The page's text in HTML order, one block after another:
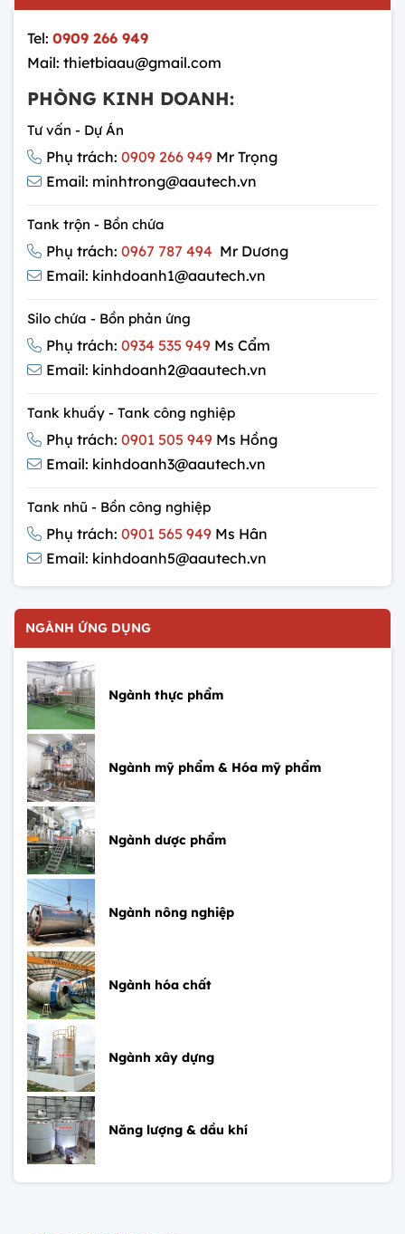
Tel: 0909 266 949
Mail: thietbiaau@gmail.com
PHÒNG KINH DOANH:
Tư vấn - Dự Án
Phụ trách: 0909 266 949 Mr Trọng
Email: minhtrong@aautech.vn
Tank trộn - Bồn chứa
Phụ trách: 0967 787 494 Mr Dương
Email: kinhdoanh1@aautech.vn
Silo chứa - Bồn phản ứng
Phụ trách: 0934 535 949 Ms Cẩm
Email: kinhdoanh2@aautech.vn
Tank khuấy - Tank công nghiệp
Phụ trách: 0901 505 949 Ms Hồng
Email: kinhdoanh3@aautech.vn
Tank nhũ - Bồn công nghiệp
Phụ trách: 0901 565 949 Ms Hân
Email: kinhdoanh5@aautech.vn
NGÀNH ỨNG DỤNG
Ngành thực phẩm
Ngành mỹ phẩm & Hóa mỹ phẩm
Ngành dược phẩm
Ngành nông nghiệp
Ngành hóa chất
Ngành xây dựng
Năng lượng & dầu khí